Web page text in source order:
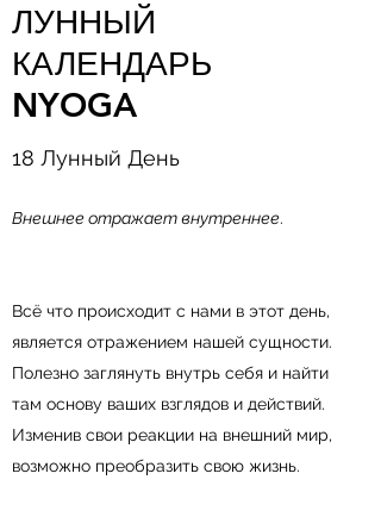
ЛУННЫЙ
КАЛЕНДАРЬ
NYOGA
18 Лунный День
Внешнее отражает внутреннее.
Всё что происходит с нами в этот день,
является отражением нашей сущности.
Полезно заглянуть внутрь себя и найти
там основу ваших взглядов и действий.
Изменив свои реакции на внешний мир,
возможно преобразить свою жизнь.